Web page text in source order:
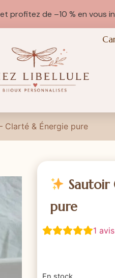
et profitez de –10 % en vous
Clarté & Énergie pure
Sautoir
pure
1 avis